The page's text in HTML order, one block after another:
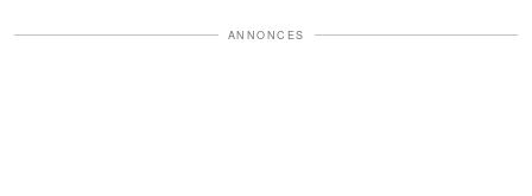
ANNONCES